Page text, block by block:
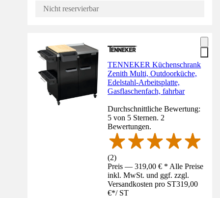
Nicht reservierbar
TENNEKER Küchenschrank
Zenith Multi, Outdoorküche,
Edelstahl-Arbeitsplatte,
Gasflaschenfach, fahrbar
Durchschnittliche Bewertung:
5 von 5 Sternen. 2
Bewertungen.
(2)
Preis — 319,00 € * Alle Preise
inkl. MwSt. und ggf. zzgl.
Versandkosten pro ST319,00
€*/ ST